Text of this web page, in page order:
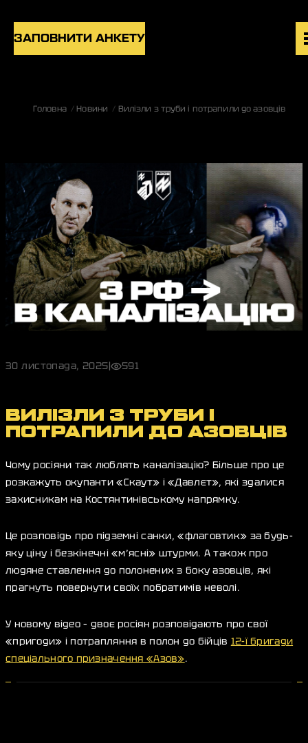
ЗАПОВНИТИ АНКЕТУ
UK
Головна Новини Вилізли з труби і потрапили до азовців
30 листопада, 2025| 591
ВИЛІЗЛИ З ТРУБИ І
ПОТРАПИЛИ ДО АЗОВЦІВ
Чому росіяни так люблять каналізацію? Більше про це
розкажуть окупанти «Скаут» і «Давлєт», які здалися
захисникам на Костянтинівському напрямку.
Це розповідь про підземні санки, «флаговтик» за будь-
яку ціну і безкінечні «м’ясні» штурми. А також про
людяне ставлення до полонених з боку азовців, які
прагнуть повернути своїх побратимів неволі.
У новому відео – двоє росіян розповідають про свої
«пригоди» і потрапляння в полон до бійців 12-ї бригади
спеціального призначення «Азов».